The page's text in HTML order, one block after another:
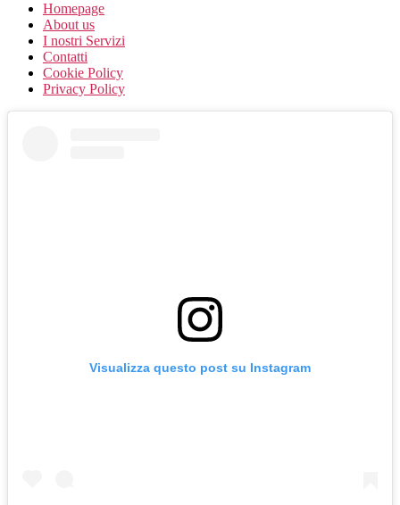
Homepage
About us
I nostri Servizi
Contatti
Cookie Policy
Privacy Policy
Visualizza questo post su Instagram